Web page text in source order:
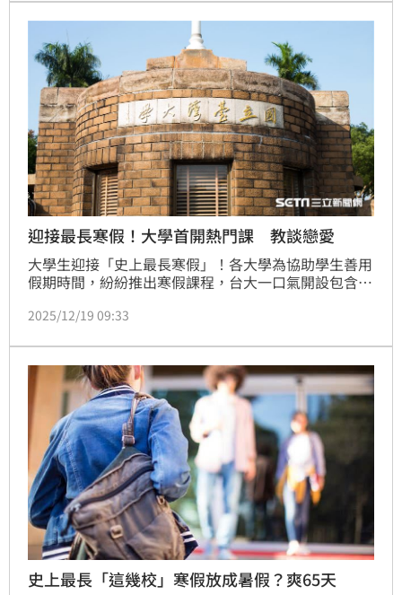
迎接最長寒假！大學首開熱門課 教談戀愛
大學生迎接「史上最長寒假」！各大學為協助學生善用
假期時間，紛紛推出寒假課程，台大一口氣開設包含
開設2門學期中一位難求的熱門課程，其中包括「愛情
2025/12/19 09:33
史上最長「這幾校」寒假放成暑假？爽65天